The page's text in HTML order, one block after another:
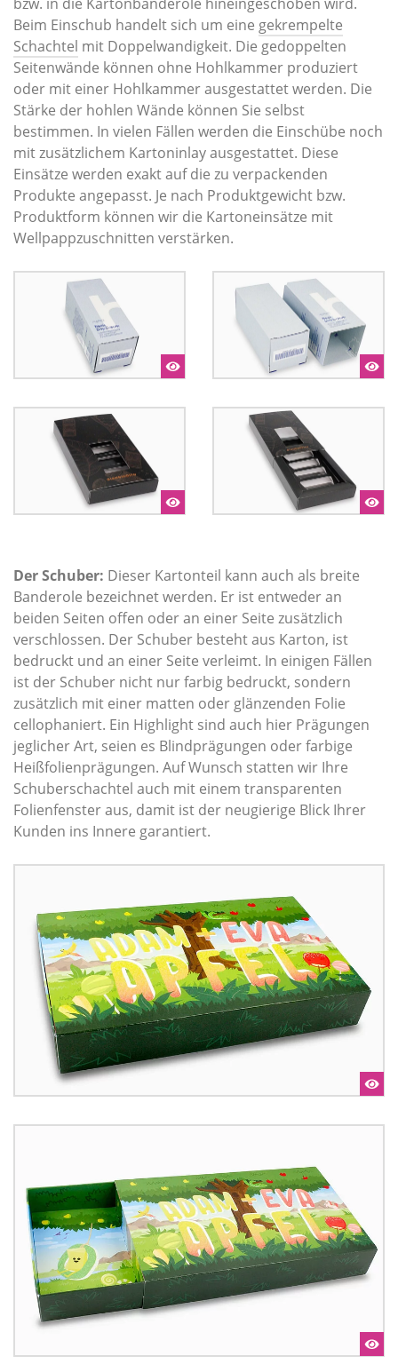
Beim Einschub handelt sich um eine gekrempelte
Schachtel mit Doppelwandigkeit. Die gedoppelten
Seitenwände können ohne Hohlkammer produziert
oder mit einer Hohlkammer ausgestattet werden. Die
Stärke der hohlen Wände können Sie selbst
bestimmen. In vielen Fällen werden die Einschübe noch
mit zusätzlichem Kartoninlay ausgestattet. Diese
Einsätze werden exakt auf die zu verpackenden
Produkte angepasst. Je nach Produktgewicht bzw.
Produktform können wir die Kartoneinsätze mit
Wellpappzuschnitten verstärken.
Der Schuber: Dieser Kartonteil kann auch als breite
Banderole bezeichnet werden. Er ist entweder an
beiden Seiten offen oder an einer Seite zusätzlich
verschlossen. Der Schuber besteht aus Karton, ist
bedruckt und an einer Seite verleimt. In einigen Fällen
ist der Schuber nicht nur farbig bedruckt, sondern
zusätzlich mit einer matten oder glänzenden Folie
cellophaniert. Ein Highlight sind auch hier Prägungen
jeglicher Art, seien es Blindprägungen oder farbige
Heißfolienprägungen. Auf Wunsch statten wir Ihre
Schuberschachtel auch mit einem transparenten
Folienfenster aus, damit ist der neugierige Blick Ihrer
Kunden ins Innere garantiert.